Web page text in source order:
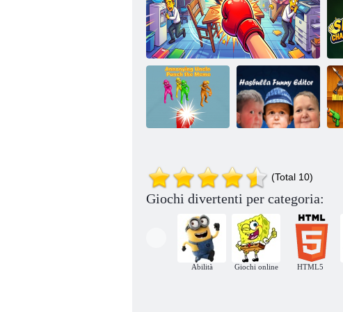
Pugno del boss fastidioso
dà un pugno al
meme
divertente di
Hasbulla
(Total 10)
Giochi divertenti per categoria:
Abilità Giochi online HTML5